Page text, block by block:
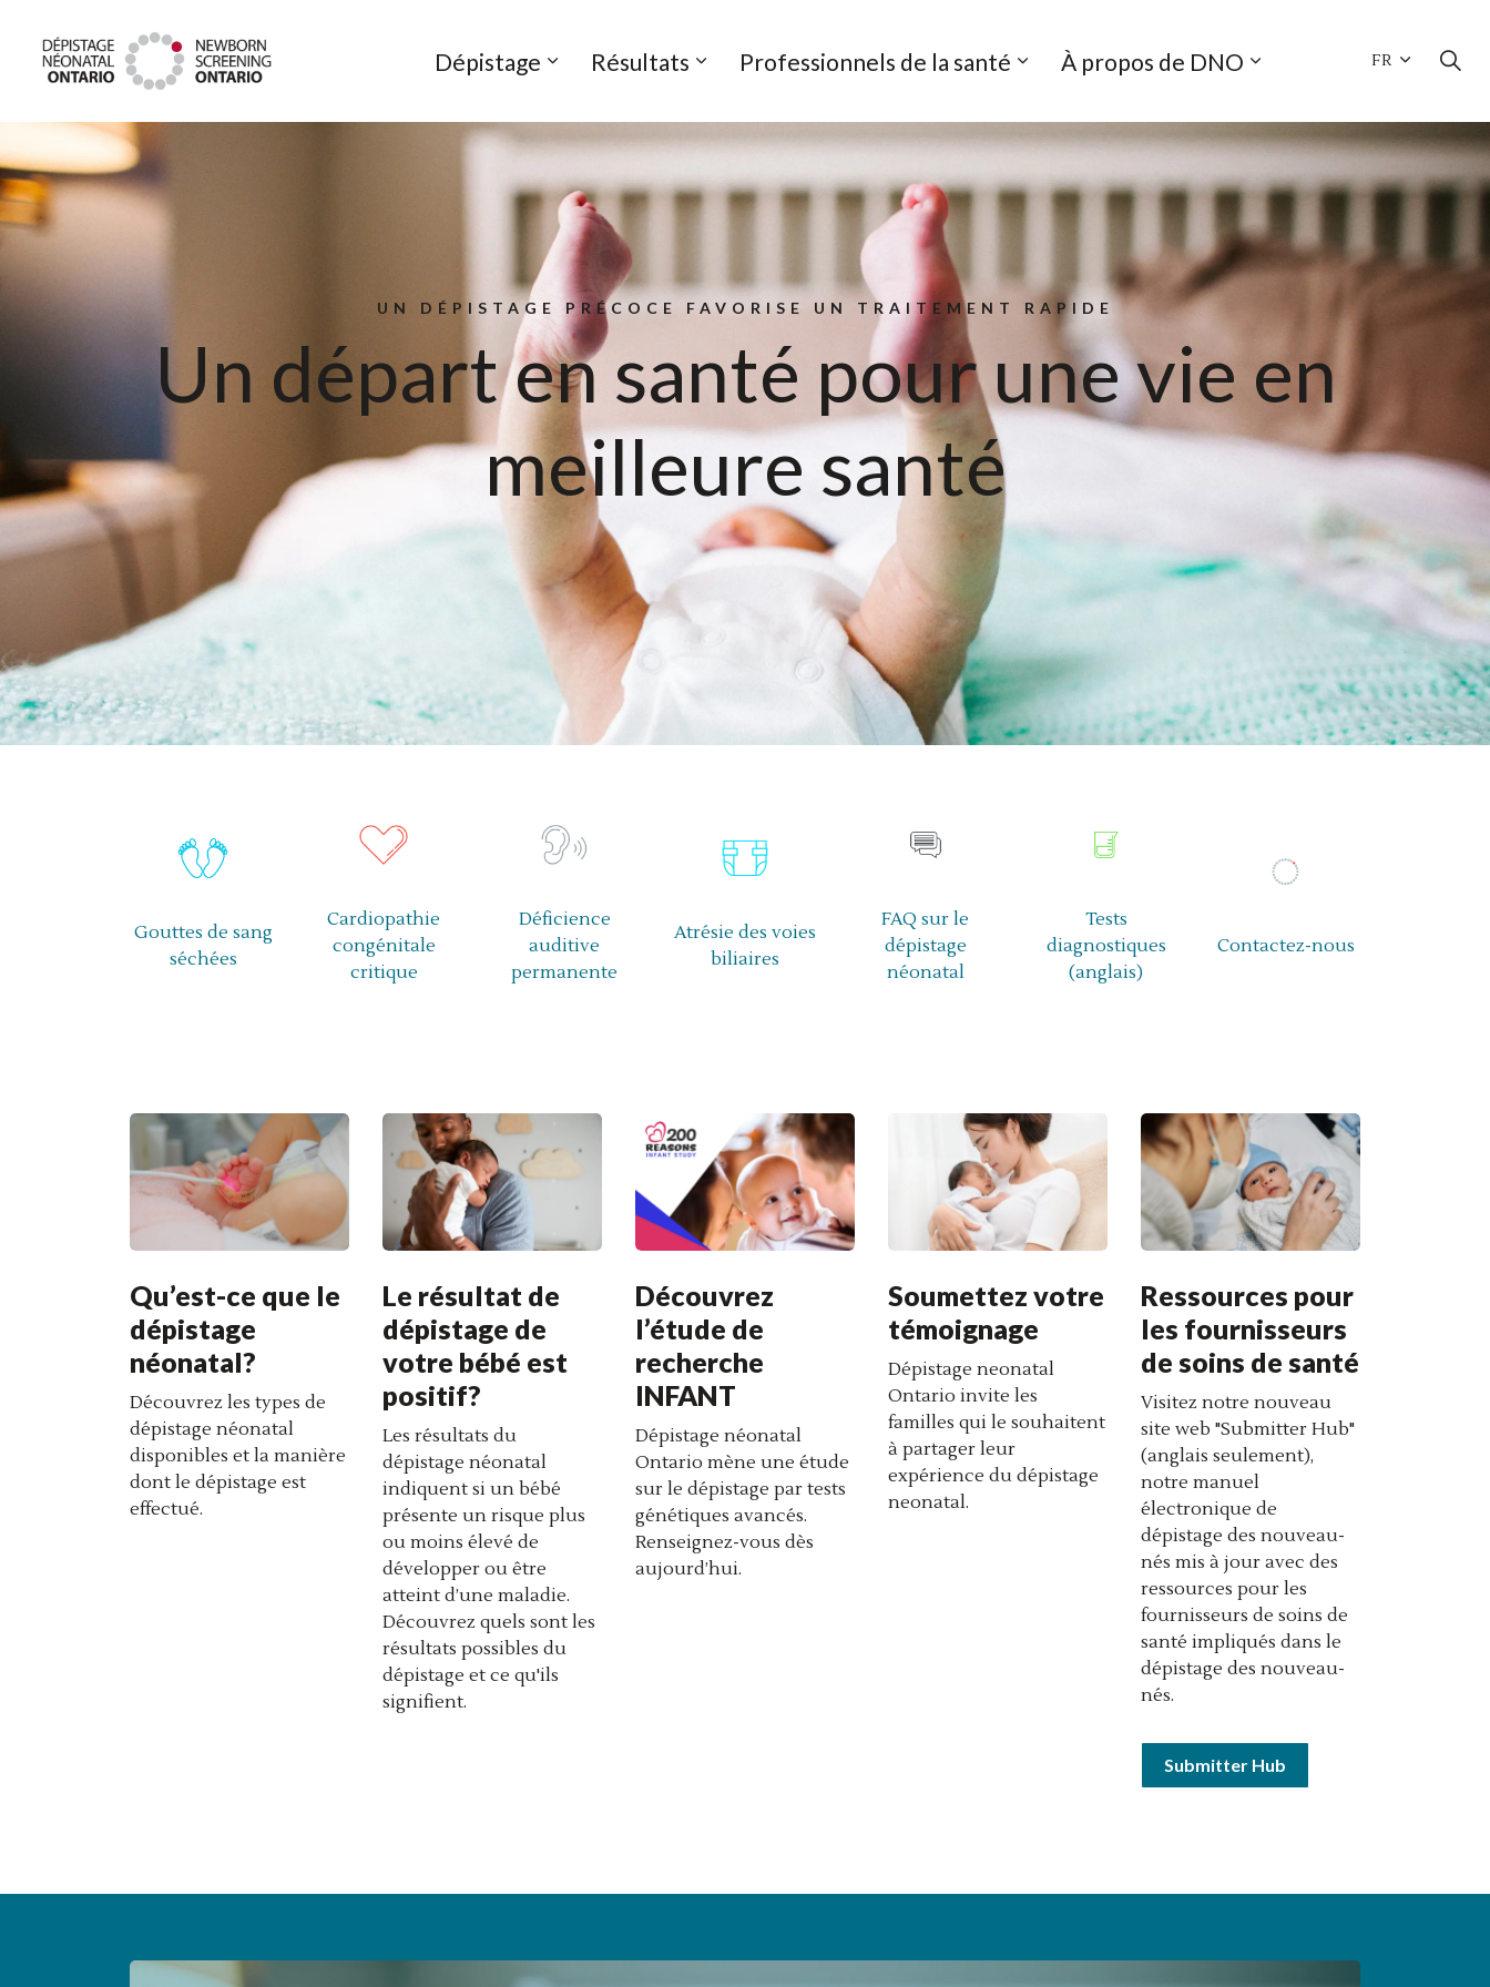
Dépistage Résultats Professionnels de la santé À propos de DNO FR
UN DÉPISTAGE PRÉCOCE FAVORISE UN TRAITEMENT RAPIDE
Un départ en santé pour une vie en
meilleure santé
Gouttes de sang
séchées
Cardiopathie
congénitale
critique
Déficience
auditive
permanente
Atrésie des voies
biliaires
FAQ sur le
dépistage
néonatal
Tests
diagnostiques
(anglais)
Contactez-nous
Qu’est-ce que le
dépistage
néonatal?
Découvrez les types de
dépistage néonatal
disponibles et la manière
dont le dépistage est
effectué.
Le résultat de
dépistage de
votre bébé est
positif?
Les résultats du
dépistage néonatal
indiquent si un bébé
présente un risque plus
ou moins élevé de
développer ou être
atteint d’une maladie.
Découvrez quels sont les
résultats possibles du
dépistage et ce qu'ils
signifient.
Découvrez
l’étude de
recherche
INFANT
Dépistage néonatal
Ontario mène une étude
sur le dépistage par tests
génétiques avancés.
Renseignez-vous dès
aujourd’hui.
Soumettez votre
témoignage
Dépistage neonatal
Ontario invite les
familles qui le souhaitent
à partager leur
expérience du dépistage
neonatal.
Ressources pour
les fournisseurs
de soins de santé
Visitez notre nouveau
site web "Submitter Hub"
(anglais seulement),
notre manuel
électronique de
dépistage des nouveau-
nés mis à jour avec des
ressources pour les
fournisseurs de soins de
santé impliqués dans le
dépistage des nouveau-
nés.
Submitter Hub